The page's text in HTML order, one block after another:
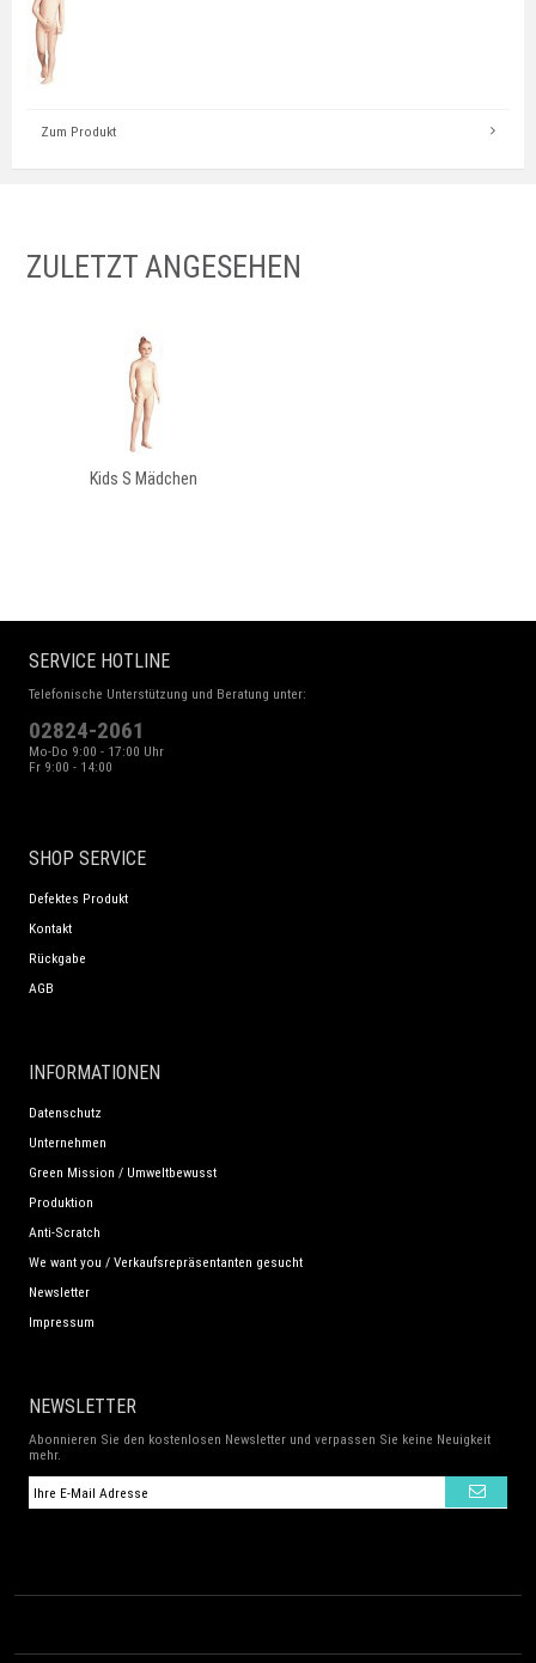
Zum Produkt
ZULETZT ANGESEHEN
Kids S Mädchen
SERVICE HOTLINE
Telefonische Unterstützung und Beratung unter:
02824-2061
Mo-Do 9:00 - 17:00 Uhr
Fr 9:00 - 14:00
SHOP SERVICE
Defektes Produkt
Kontakt
Rückgabe
AGB
INFORMATIONEN
Datenschutz
Unternehmen
Green Mission / Umweltbewusst
Produktion
Anti-Scratch
We want you / Verkaufsrepräsentanten gesucht
Newsletter
Impressum
NEWSLETTER
Abonnieren Sie den kostenlosen Newsletter und verpassen Sie keine Neuigkeit
mehr.